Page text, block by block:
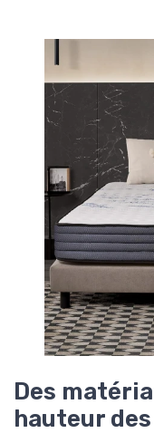
Des
hauteur